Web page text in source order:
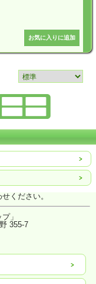
ください。
」
355-7